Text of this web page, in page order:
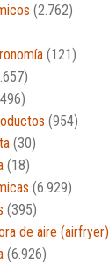
(2.762)
(121)
(954)
(30)
(18)
(6.929)
(395)
de aire (airfryer)
(6.926)